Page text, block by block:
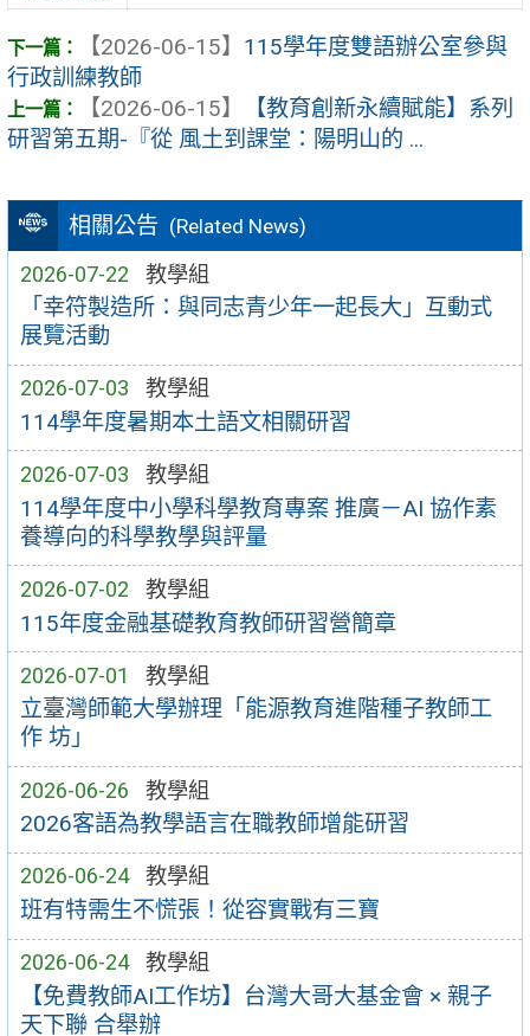
相關公告 (Related News)
2026-07-22 教學組
「幸符製造所：與同志青少年一起長大」互動式
展覽活動
2026-07-03 教學組
114學年度暑期本土語文相關研習
2026-07-03 教學組
114學年度中小學科學教育專案 推廣－AI 協作素
養導向的科學教學與評量
2026-07-02 教學組
115年度金融基礎教育教師研習營簡章
2026-07-01 教學組
立臺灣師範大學辦理「能源教育進階種子教師工
作 坊」
2026-06-26 教學組
2026客語為教學語言在職教師增能研習
2026-06-24 教學組
班有特需生不慌張！從容實戰有三寶
2026-06-24 教學組
【免費教師AI工作坊】台灣大哥大基金會 × 親子
天下聯 合舉辦
【2026-06-15】 115學年度雙語辦公室參與
行政訓練教師
【2026-06-15】
【教育創新永續賦能】系列
研習第五期-『從 風土到課堂：陽明山的 ...